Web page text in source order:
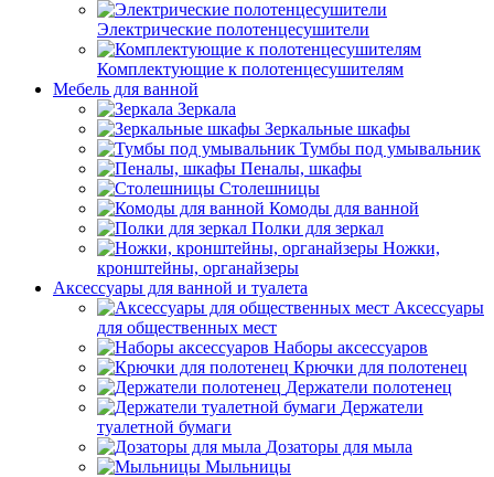
Электрические полотенцесушители
Комплектующие к полотенцесушителям
Мебель для ванной
Зеркала
Зеркальные шкафы
Тумбы под умывальник
Пеналы, шкафы
Столешницы
Комоды для ванной
Полки для зеркал
Ножки,
кронштейны, органайзеры
Аксессуары для ванной и туалета
Аксессуары
для общественных мест
Наборы аксессуаров
Крючки для полотенец
Держатели полотенец
Держатели
туалетной бумаги
Дозаторы для мыла
Мыльницы